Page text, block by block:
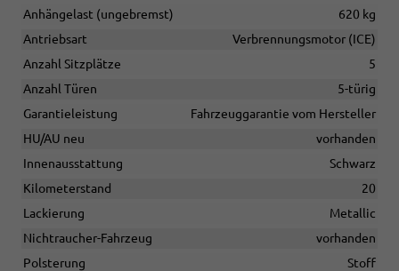
Anhängelast (ungebremst)
620 kg
Antriebsart
Verbrennungsmotor (ICE)
Anzahl Sitzplätze
5
Anzahl Türen
5-türig
Garantieleistung
Fahrzeuggarantie vom Hersteller
HU/AU neu
vorhanden
Innenausstattung
Schwarz
Kilometerstand
20
Lackierung
Metallic
Nichtraucher-Fahrzeug
vorhanden
Polsterung
Stoff